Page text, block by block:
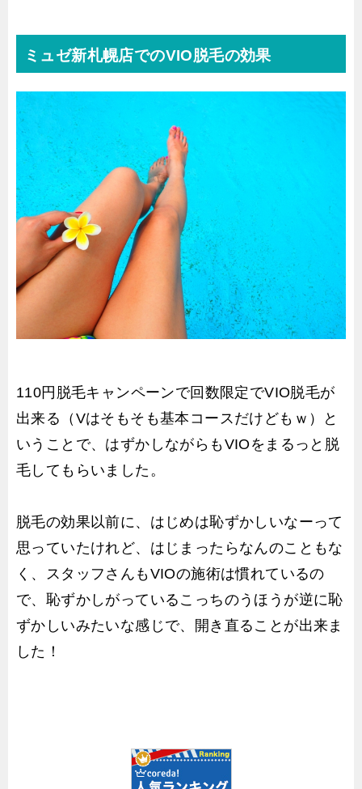
ミュゼ新札幌店でのVIO脱毛の効果
110円脱毛キャンペーンで回数限定でVIO脱毛が
出来る（Vはそもそも基本コースだけどもｗ）と
いうことで、はずかしながらもVIOをまるっと脱
毛してもらいました。
脱毛の効果以前に、はじめは恥ずかしいなーって
思っていたけれど、はじまったらなんのこともな
く、スタッフさんもVIOの施術は慣れているの
で、恥ずかしがっているこっちのうほうが逆に恥
ずかしいみたいな感じで、開き直ることが出来ま
した！